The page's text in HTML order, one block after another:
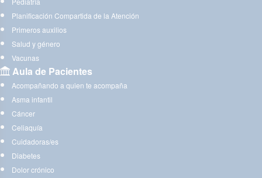
Planificación Compartida de la Atención
Primeros auxilios
Salud y género
Vacunas
Aula de Pacientes
Acompañando a quien te acompaña
Asma infantil
Cáncer
Celiaquía
Cuidadoras/es
Diabetes
Dolor crónico